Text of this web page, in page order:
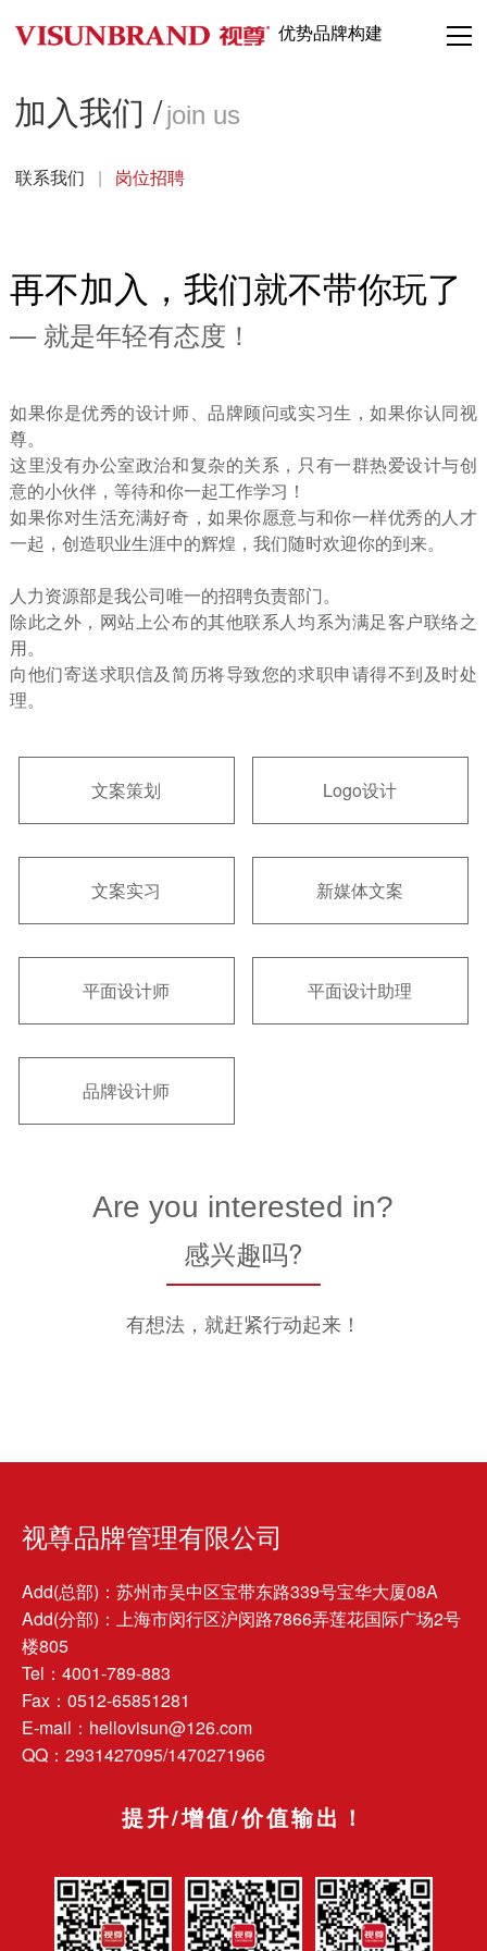
优势品牌构建
加入我们 /join us
联系我们 | 岗位招聘
再不加入，我们就不带你玩了
— 就是年轻有态度！
如果你是优秀的设计师、品牌顾问或实习生，如果你认同视
尊。
这里没有办公室政治和复杂的关系，只有一群热爱设计与创
意的小伙伴，等待和你一起工作学习！
如果你对生活充满好奇，如果你愿意与和你一样优秀的人才
一起，创造职业生涯中的辉煌，我们随时欢迎你的到来。
人力资源部是我公司唯一的招聘负责部门。
除此之外，网站上公布的其他联系人均系为满足客户联络之
用。
向他们寄送求职信及简历将导致您的求职申请得不到及时处
理。
文案策划 Logo设计
文案实习 新媒体文案
平面设计师 平面设计助理
品牌设计师
Are you interested in?
感兴趣吗?
有想法，就赶紧行动起来！
视尊品牌管理有限公司
Add(总部)：苏州市吴中区宝带东路339号宝华大厦08A
Add(分部)：上海市闵行区沪闵路7866弄莲花国际广场2号
楼805
Tel：4001-789-883
Fax：0512-65851281
E-mail：hellovisun@126.com
QQ：2931427095/1470271966
提升/增值/价值输出！